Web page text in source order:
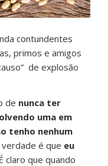
contundentes
primos e amigos
de explosão
de nunca ter
uma em
tenho nenhum
é que eu
claro que quando